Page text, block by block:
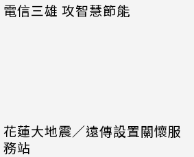
電信三雄 攻智慧節能
花蓮大地震／遠傳設置關懷服
務站